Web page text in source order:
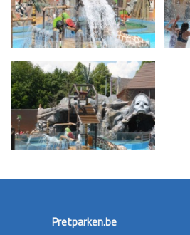
Pretparken.be